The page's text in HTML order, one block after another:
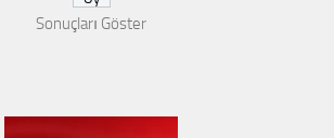
Sonuçları Göster